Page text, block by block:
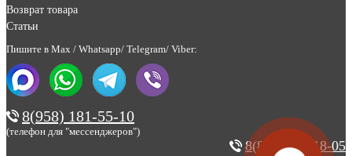
Возврат товара
Статьи
Пишите в Max / Whatsapp/ Telegram/ Viber:
8(958) 181-55-10
(телефон для "мессенджеров")
8(800) 200-18-05